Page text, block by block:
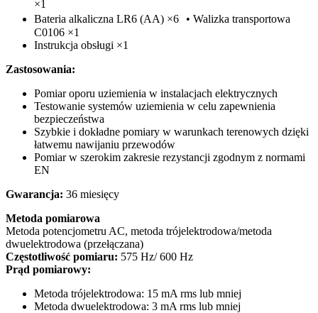
×1
Bateria alkaliczna LR6 (AA) ×6 • Walizka transportowa
C0106 ×1
Instrukcja obsługi ×1
Zastosowania:
Pomiar oporu uziemienia w instalacjach elektrycznych
Testowanie systemów uziemienia w celu zapewnienia
bezpieczeństwa
Szybkie i dokładne pomiary w warunkach terenowych dzięki
łatwemu nawijaniu przewodów
Pomiar w szerokim zakresie rezystancji zgodnym z normami
EN
Gwarancja: 36 miesięcy
Metoda pomiarowa
Metoda potencjometru AC, metoda trójelektrodowa/metoda
dwuelektrodowa (przełączana)
Częstotliwość pomiaru: 575 Hz/ 600 Hz
Prąd pomiarowy:
Metoda trójelektrodowa: 15 mA rms lub mniej
Metoda dwuelektrodowa: 3 mA rms lub mniej